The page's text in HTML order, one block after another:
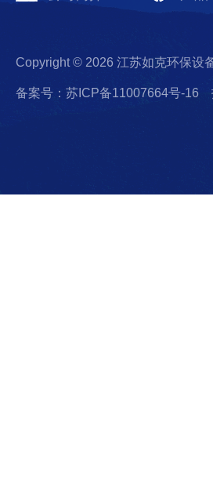
Copyright © 2026 江苏如克环保设
备案号：苏ICP备11007664号-16